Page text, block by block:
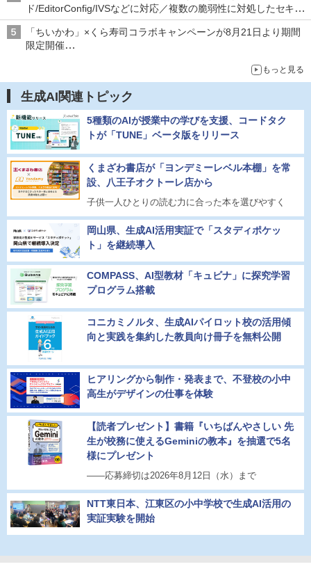
ド/EditorConfig/IVSなどに対応／複数の脆弱性に対処したセキュ
リティアップデート
「ちいかわ」×くら寿司コラボキャンペーンが8月21日より期間
限定開催
もっと見る
生成AI関連トピック
5種類のAIが授業中の学びを支援、コードタク
トが「TUNE」ベータ版をリリース
くまざわ書店が「ヨンデミーレベル本棚」を常
設、八王子オクトーレ店から
子供一人ひとりの読む力に合った本を選びやすく
岡山県、生成AI活用実証で「スタディポケッ
ト」を継続導入
COMPASS、AI型教材「キュビナ」に探究学習
プログラム搭載
コニカミノルタ、生成AIパイロット校の活用傾
向と実践を集約した教員向け冊子を無料公開
ヒアリングから制作・発表まで、不登校の小中
高生がデザインの仕事を体験
【読者プレゼント】書籍『いちばんやさしい 先
生が校務に使えるGeminiの教本』を抽選で5名
様にプレゼント
――応募締切は2026年8月12日（水）まで
NTT東日本、江東区の小中学校で生成AI活用の
実証実験を開始